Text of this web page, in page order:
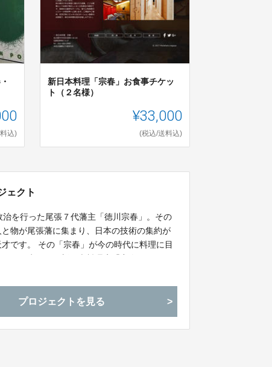
込)
新日本料理「宗春」お食事チケッ
ト（２名様）
¥33,000
(税込/送料込)
ェクト
を行った尾張７代藩主「徳川宗春」。その
物が尾張藩に集まり、日本の技術の集約が
です。 その「宗春」が今の時代に料理に目
プロジェクトを見る